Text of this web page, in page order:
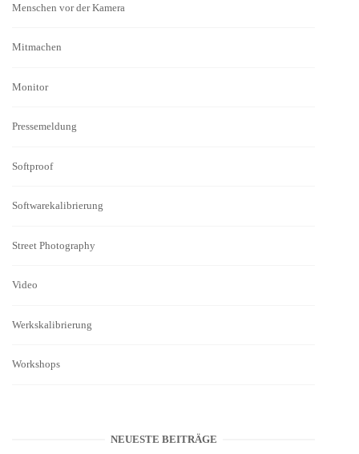
Menschen vor der Kamera
Mitmachen
Monitor
Pressemeldung
Softproof
Softwarekalibrierung
Street Photography
Video
Werkskalibrierung
Workshops
NEUESTE BEITRÄGE